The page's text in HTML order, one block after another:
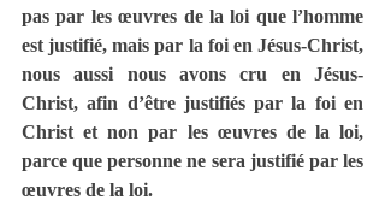
pas par les œuvres de la loi que l’homme
est justifié, mais par la foi en Jésus-Christ,
nous aussi nous avons cru en Jésus-
Christ, afin d’être justifiés par la foi en
Christ et non par les œuvres de la loi,
parce que personne ne sera justifié par les
œuvres de la loi.